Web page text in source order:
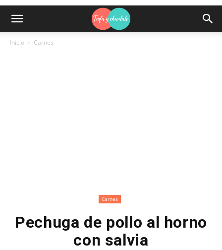
Inicio Carnes
Carnes
Pechuga de pollo al horno
con salvia